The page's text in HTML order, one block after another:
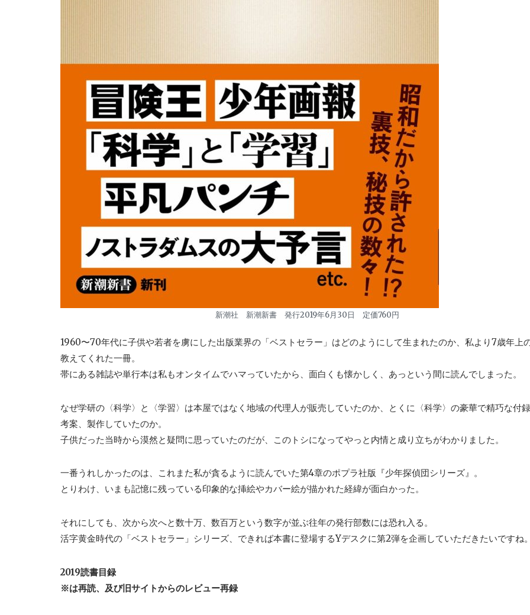
新潮社 新潮新書 発行2019年6月30日 定価760円
1960〜70年代に子供や若者を虜にした出版業界の「ベストセラー」はどのようにして生まれたのか、私より7歳年上
教えてくれた一冊。
帯にある雑誌や単行本は私もオンタイムでハマっていたから、面白くも懐かしく、あっという間に読んでしまった。
なぜ学研の〈科学〉と〈学習〉は本屋ではなく地域の代理人が販売していたのか、とくに〈科学〉の豪華で精巧な付
考案、製作していたのか。
子供だった当時から漠然と疑問に思っていたのだが、このトシになってやっと内情と成り立ちがわかりました。
一番うれしかったのは、これまた私が貪るように読んでいた第4章のポプラ社版『少年探偵団シリーズ』。
とりわけ、いまも記憶に残っている印象的な挿絵やカバー絵が描かれた経緯が面白かった。
それにしても、次から次へと数十万、数百万という数字が並ぶ往年の発行部数には恐れ入る。
活字黄金時代の「ベストセラー」シリーズ、できれば本書に登場するYデスクに第2弾を企画していただきたいですね
2019読書目録
※は再読、及び旧サイトからのレビュー再録